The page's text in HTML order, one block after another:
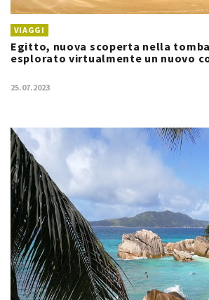
VIAGGI
Egitto, nuova scoperta nella
esplorato virtualmente un nuovo
25.07.2023